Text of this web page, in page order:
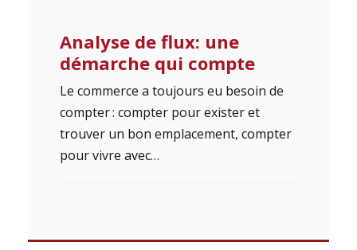
Analyse de flux: une
démarche qui compte
Le commerce a toujours eu besoin de
compter : compter pour exister et
trouver un bon emplacement, compter
pour vivre avec…